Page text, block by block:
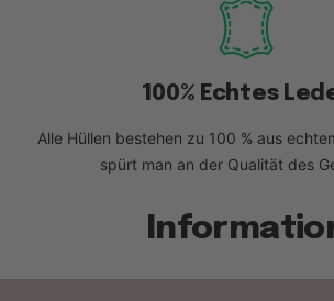
100% Echtes
Alle Hüllen bestehen zu 100 % aus
spürt man an der Qualität des